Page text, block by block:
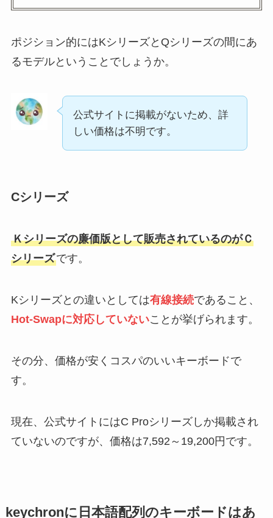
ポジション的にはKシリーズとQシリーズの間にあ
るモデルということでしょうか。
公式サイトに掲載がないため、詳
しい価格は不明です。
Cシリーズ
Ｋシリーズの廉価版として販売されているのがＣ
シリーズです。
Kシリーズとの違いとしては有線接続であること、
Hot-Swapに対応していないことが挙げられます。
その分、価格が安くコスパのいいキーボードで
す。
現在、公式サイトにはC Proシリーズしか掲載され
ていないのですが、価格は7,592～19,200円です。
keychronに日本語配列のキーボードはあ